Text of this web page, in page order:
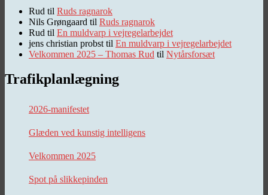
Rud til Ruds ragnarok
Nils Grøngaard til Ruds ragnarok
Rud til En muldvarp i vejregelarbejdet
jens christian probst til En muldvarp i vejregelarbejdet
Velkommen 2025 – Thomas Rud til Nytårsforsæt
Trafikplanlægning
2026-manifestet
Glæden ved kunstig intelligens
Velkommen 2025
Spot på slikkepinden